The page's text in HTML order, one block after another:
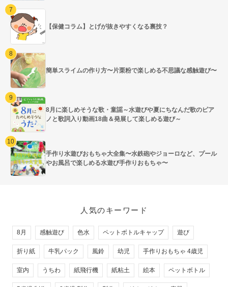
【保健コラム】とげが抜きやすくなる裏技？
簡単スライムの作り方〜片栗粉で楽しめる不思議な感触遊び〜
8月に楽しめそうな歌・童謡～水遊びや夏にちなんだ歌のピア
ノと歌詞入り動画18曲＆発展して楽しめる遊び～
手作り水遊びおもちゃ大全集〜水鉄砲やジョーロなど、プール
やお風呂で楽しめる水遊び手作りおもちゃ〜
人気のキーワード
8月 感触遊び 色水 ペットボトルキャップ 遊び
折り紙 牛乳パック 風鈴 幼児 手作りおもちゃ 4歳児
室内 うちわ 紙飛行機 紙粘土 絵本 ペットボトル